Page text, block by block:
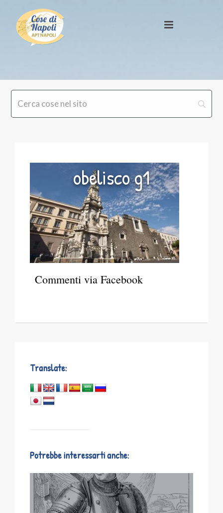
obelisco g1
Commenti via Facebook
Translate:
Potrebbe interessarti anche: